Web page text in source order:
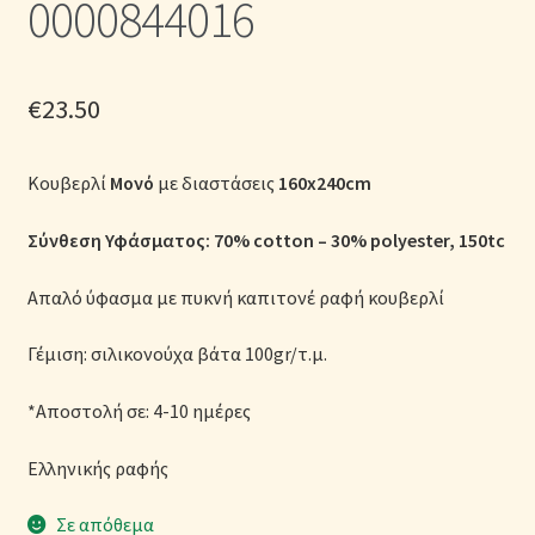
Μονόχρωμες Παπλωματοθήκες
Πικέ Κουβέρτες
Πληρωμές
Πολιτική cookie
0000844016
€23.50
Κουβερλί Μονό με διαστάσεις 160x240cm
Σύνθεση Υφάσματος: 70% cotton – 30% polyester, 150tc
Απαλό ύφασμα με πυκνή καπιτονέ ραφή κουβερλί
Γέμιση: σιλικονούχα βάτα 100gr/τ.μ.
*Αποστολή σε: 4-10 ημέρες
Ελληνικής ραφής
Σε απόθεμα